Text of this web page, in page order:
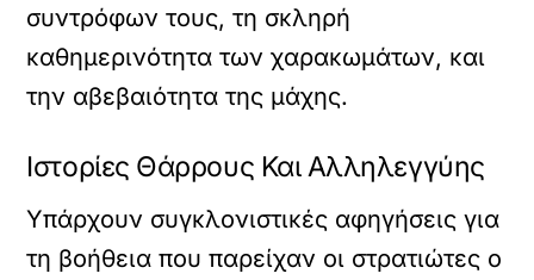
συντρόφων τους, τη σκληρή
καθημερινότητα των χαρακωμάτων, και
την αβεβαιότητα της μάχης.
Ιστορίες Θάρρους Και Αλληλεγγύης
Υπάρχουν συγκλονιστικές αφηγήσεις για
τη βοήθεια που παρείχαν οι στρατιώτες ο